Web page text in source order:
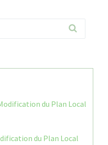
du Plan Local
du Plan Local